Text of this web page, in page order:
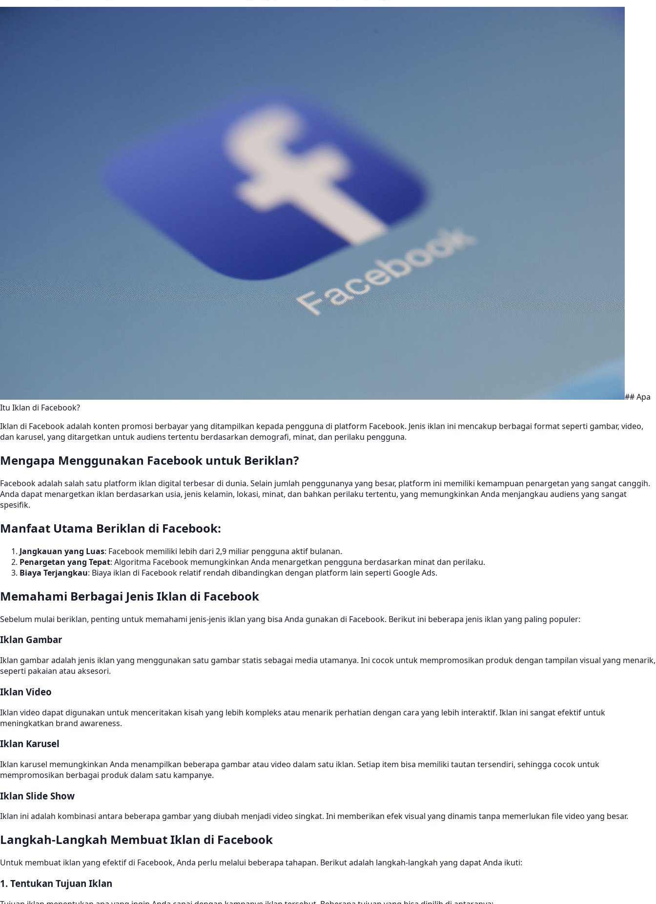
## Apa
Itu Iklan di Facebook?
Iklan di Facebook adalah konten promosi berbayar yang ditampilkan kepada pengguna di platform Facebook. Jenis iklan ini mencakup berbagai format seperti gambar, video,
dan karusel, yang ditargetkan untuk audiens tertentu berdasarkan demografi, minat, dan perilaku pengguna.
Mengapa Menggunakan Facebook untuk Beriklan?
Facebook adalah salah satu platform iklan digital terbesar di dunia. Selain jumlah penggunanya yang besar, platform ini memiliki kemampuan penargetan yang sangat canggih.
Anda dapat menargetkan iklan berdasarkan usia, jenis kelamin, lokasi, minat, dan bahkan perilaku tertentu, yang memungkinkan Anda menjangkau audiens yang sangat
spesifik.
Manfaat Utama Beriklan di Facebook:
Jangkauan yang Luas: Facebook memiliki lebih dari 2,9 miliar pengguna aktif bulanan.
Penargetan yang Tepat: Algoritma Facebook memungkinkan Anda menargetkan pengguna berdasarkan minat dan perilaku.
Biaya Terjangkau: Biaya iklan di Facebook relatif rendah dibandingkan dengan platform lain seperti Google Ads.
Memahami Berbagai Jenis Iklan di Facebook
Sebelum mulai beriklan, penting untuk memahami jenis-jenis iklan yang bisa Anda gunakan di Facebook. Berikut ini beberapa jenis iklan yang paling populer:
Iklan Gambar
Iklan gambar adalah jenis iklan yang menggunakan satu gambar statis sebagai media utamanya. Ini cocok untuk mempromosikan produk dengan tampilan visual yang menarik,
seperti pakaian atau aksesori.
Iklan Video
Iklan video dapat digunakan untuk menceritakan kisah yang lebih kompleks atau menarik perhatian dengan cara yang lebih interaktif. Iklan ini sangat efektif untuk
meningkatkan brand awareness.
Iklan Karusel
Iklan karusel memungkinkan Anda menampilkan beberapa gambar atau video dalam satu iklan. Setiap item bisa memiliki tautan tersendiri, sehingga cocok untuk
mempromosikan berbagai produk dalam satu kampanye.
Iklan Slide Show
Iklan ini adalah kombinasi antara beberapa gambar yang diubah menjadi video singkat. Ini memberikan efek visual yang dinamis tanpa memerlukan file video yang besar.
Langkah-Langkah Membuat Iklan di Facebook
Untuk membuat iklan yang efektif di Facebook, Anda perlu melalui beberapa tahapan. Berikut adalah langkah-langkah yang dapat Anda ikuti:
1. Tentukan Tujuan Iklan